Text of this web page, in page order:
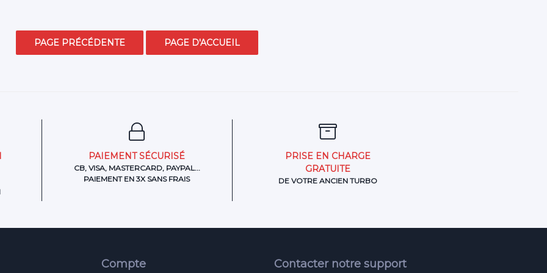
PAIEMENT SÉCURISÉ
CB, VISA, MASTERCARD, PAYPAL...
PAIEMENT EN 3X SANS FRAIS
PRISE EN CHARGE
GRATUITE
DE VOTRE ANCIEN TURBO
Contacter notre support
Compte